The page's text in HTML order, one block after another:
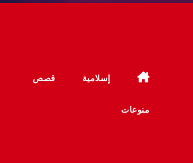
إسلامية قصص
منوعات